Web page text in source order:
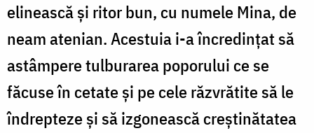
elinească și ritor bun, cu numele Mina, de
neam atenian. Acestuia i-a încredințat să
astâmpere tulburarea poporului ce se
făcuse în cetate și pe cele răzvrătite să le
îndrepteze și să izgonească creștinătatea